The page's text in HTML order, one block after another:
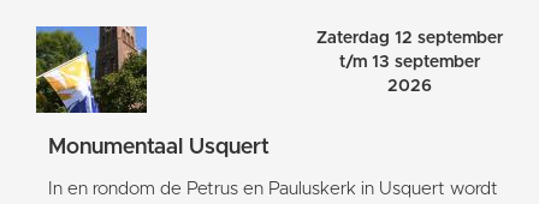
Zaterdag 12 september
t/m 13 september
2026
Monumentaal Usquert
In en rondom de Petrus en Pauluskerk in Usquert wordt